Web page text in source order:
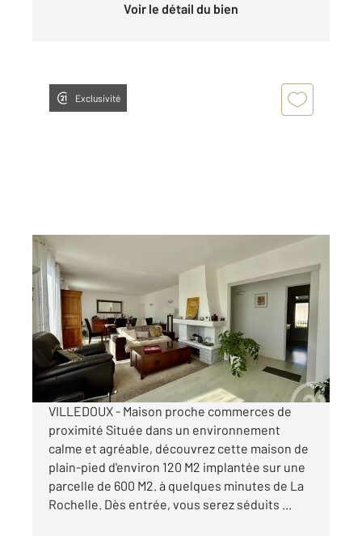
Voir le détail du bien
Exclusivité
VILLEDOUX 17
117,67 m2 , 4 pièces
Ref : 18343
Maison à vendre
299 700 €
Visiter le site dédié
VILLEDOUX - Maison proche commerces de
proximité Située dans un environnement
calme et agréable, découvrez cette maison de
plain-pied d'environ 120 M2 implantée sur une
parcelle de 600 M2. à quelques minutes de La
Rochelle. Dès entrée, vous serez séduits ...